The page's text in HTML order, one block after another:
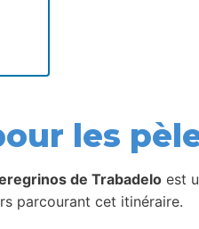
les
de Trabadelo est
parcourant cet itinéraire.